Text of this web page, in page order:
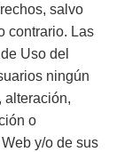
salvo
contrario. Las
Uso del
ningún
alteración,
o
y/o de sus